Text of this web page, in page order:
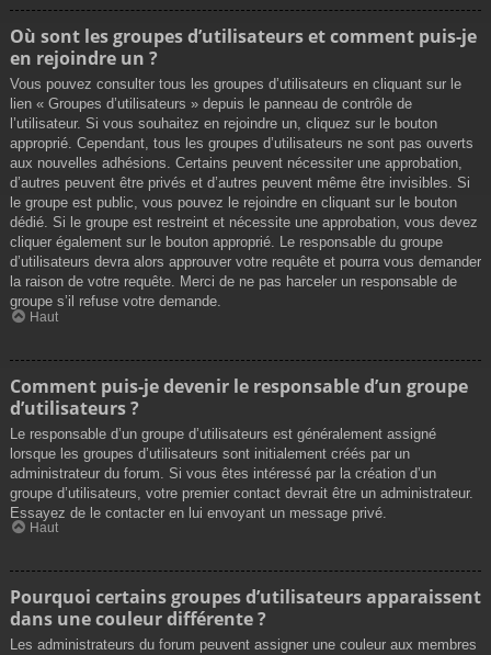
Où sont les groupes d’utilisateurs et comment puis-je
en rejoindre un ?
Vous pouvez consulter tous les groupes d’utilisateurs en cliquant sur le
lien « Groupes d’utilisateurs » depuis le panneau de contrôle de
l’utilisateur. Si vous souhaitez en rejoindre un, cliquez sur le bouton
approprié. Cependant, tous les groupes d’utilisateurs ne sont pas ouverts
aux nouvelles adhésions. Certains peuvent nécessiter une approbation,
d’autres peuvent être privés et d’autres peuvent même être invisibles. Si
le groupe est public, vous pouvez le rejoindre en cliquant sur le bouton
dédié. Si le groupe est restreint et nécessite une approbation, vous devez
cliquer également sur le bouton approprié. Le responsable du groupe
d’utilisateurs devra alors approuver votre requête et pourra vous demander
la raison de votre requête. Merci de ne pas harceler un responsable de
groupe s’il refuse votre demande.
Haut
Comment puis-je devenir le responsable d’un groupe
d’utilisateurs ?
Le responsable d’un groupe d’utilisateurs est généralement assigné
lorsque les groupes d’utilisateurs sont initialement créés par un
administrateur du forum. Si vous êtes intéressé par la création d’un
groupe d’utilisateurs, votre premier contact devrait être un administrateur.
Essayez de le contacter en lui envoyant un message privé.
Haut
Pourquoi certains groupes d’utilisateurs apparaissent
dans une couleur différente ?
Les administrateurs du forum peuvent assigner une couleur aux membres